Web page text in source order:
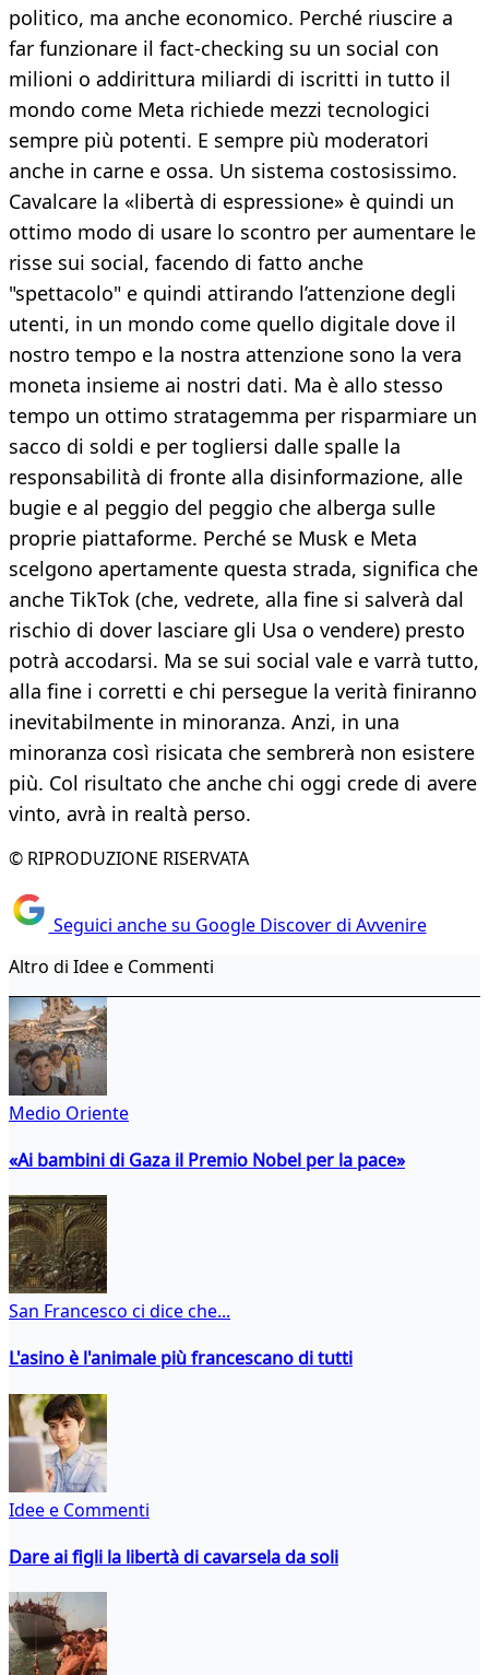
politico, ma anche economico. Perché riuscire a
far funzionare il fact-checking su un social con
milioni o addirittura miliardi di iscritti in tutto il
mondo come Meta richiede mezzi tecnologici
sempre più potenti. E sempre più moderatori
anche in carne e ossa. Un sistema costosissimo.
Cavalcare la «libertà di espressione» è quindi un
ottimo modo di usare lo scontro per aumentare le
risse sui social, facendo di fatto anche
"spettacolo" e quindi attirando l’attenzione degli
utenti, in un mondo come quello digitale dove il
nostro tempo e la nostra attenzione sono la vera
moneta insieme ai nostri dati. Ma è allo stesso
tempo un ottimo stratagemma per risparmiare un
sacco di soldi e per togliersi dalle spalle la
responsabilità di fronte alla disinformazione, alle
bugie e al peggio del peggio che alberga sulle
proprie piattaforme. Perché se Musk e Meta
scelgono apertamente questa strada, significa che
anche TikTok (che, vedrete, alla fine si salverà dal
rischio di dover lasciare gli Usa o vendere) presto
potrà accodarsi. Ma se sui social vale e varrà tutto,
alla fine i corretti e chi persegue la verità finiranno
inevitabilmente in minoranza. Anzi, in una
minoranza così risicata che sembrerà non esistere
più. Col risultato che anche chi oggi crede di avere
vinto, avrà in realtà perso.
© RIPRODUZIONE RISERVATA
Seguici anche su Google Discover di Avvenire
Altro di Idee e Commenti
Medio Oriente
«Ai bambini di Gaza il Premio Nobel per la pace»
San Francesco ci dice che...
L'asino è l'animale più francescano di tutti
Idee e Commenti
Dare ai figli la libertà di cavarsela da soli